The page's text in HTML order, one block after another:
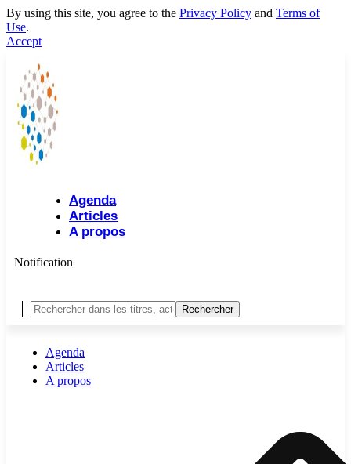
By using this site, you agree to the Privacy Policy and Terms of
Use.
Accept
Agenda
Articles
A propos
Notification
Agenda
Articles
A propos